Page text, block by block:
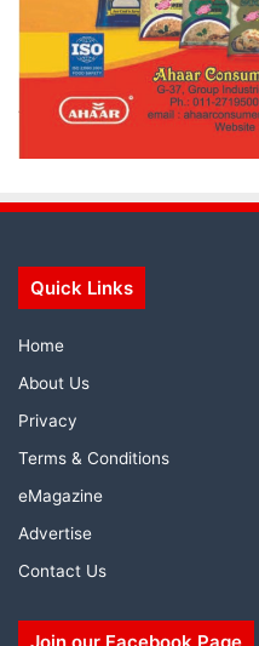
Quick Links
Home
About Us
Privacy
Terms & Conditions
eMagazine
Advertise
Contact Us